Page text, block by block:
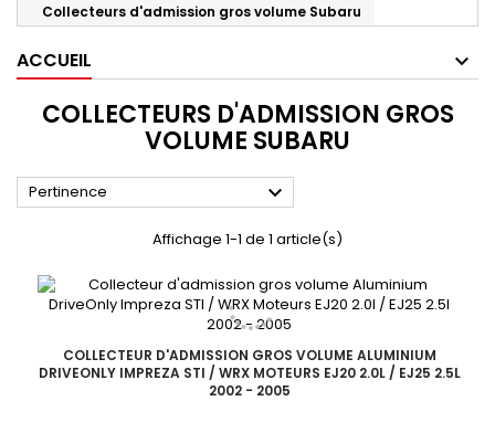
Collecteurs d'admission gros volume Subaru
ACCUEIL
COLLECTEURS D'ADMISSION GROS
VOLUME SUBARU
Pertinence 
Affichage 1-1 de 1 article(s)
COLLECTEUR D'ADMISSION GROS VOLUME ALUMINIUM
DRIVEONLY IMPREZA STI / WRX MOTEURS EJ20 2.0L / EJ25 2.5L
2002 - 2005